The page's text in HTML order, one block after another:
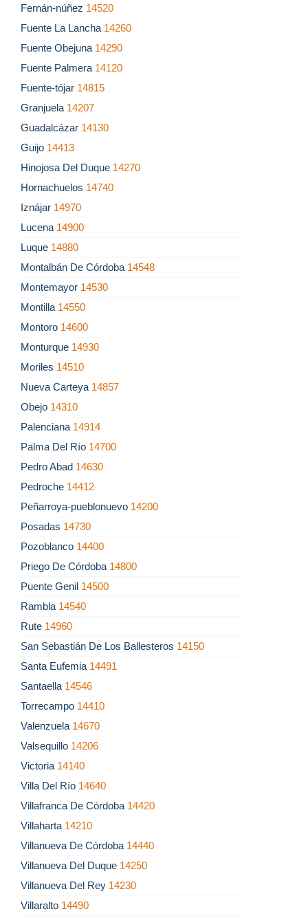
Fernán-núñez 14520
Fuente La Lancha 14260
Fuente Obejuna 14290
Fuente Palmera 14120
Fuente-tójar 14815
Granjuela 14207
Guadalcázar 14130
Guijo 14413
Hinojosa Del Duque 14270
Hornachuelos 14740
Iznájar 14970
Lucena 14900
Luque 14880
Montalbán De Córdoba 14548
Montemayor 14530
Montilla 14550
Montoro 14600
Monturque 14930
Moriles 14510
Nueva Carteya 14857
Obejo 14310
Palenciana 14914
Palma Del Río 14700
Pedro Abad 14630
Pedroche 14412
Peñarroya-pueblonuevo 14200
Posadas 14730
Pozoblanco 14400
Priego De Córdoba 14800
Puente Genil 14500
Rambla 14540
Rute 14960
San Sebastián De Los Ballesteros 14150
Santa Eufemia 14491
Santaella 14546
Torrecampo 14410
Valenzuela 14670
Valsequillo 14206
Victoria 14140
Villa Del Río 14640
Villafranca De Córdoba 14420
Villaharta 14210
Villanueva De Córdoba 14440
Villanueva Del Duque 14250
Villanueva Del Rey 14230
Villaralto 14490